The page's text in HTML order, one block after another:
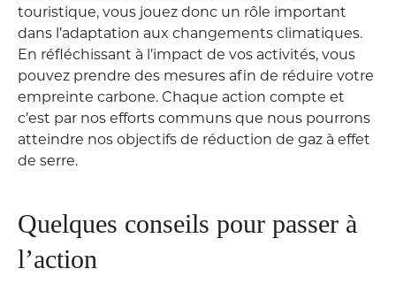
touristique, vous jouez donc un rôle important
dans l’adaptation aux changements climatiques.
En réfléchissant à l’impact de vos activités, vous
pouvez prendre des mesures afin de réduire votre
empreinte carbone. Chaque action compte et
c’est par nos efforts communs que nous pourrons
atteindre nos objectifs de réduction de gaz à effet
de serre.
Quelques conseils pour passer à
l’action